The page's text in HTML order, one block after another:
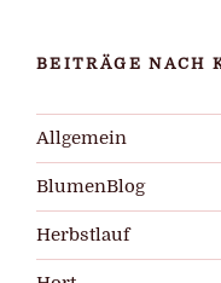
BEITRÄGE NACH
Allgemein
BlumenBlog
Herbstlauf